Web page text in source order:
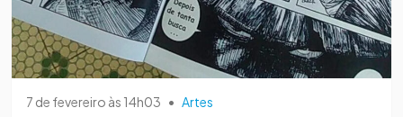
7 de fevereiro às 14h03 • Artes